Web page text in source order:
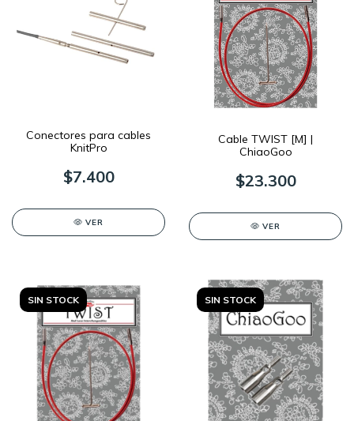
Conectores para cables
KnitPro
$7.400
VER
Cable TWIST [M] |
ChiaoGoo
$23.300
VER
SIN STOCK SIN STOCK